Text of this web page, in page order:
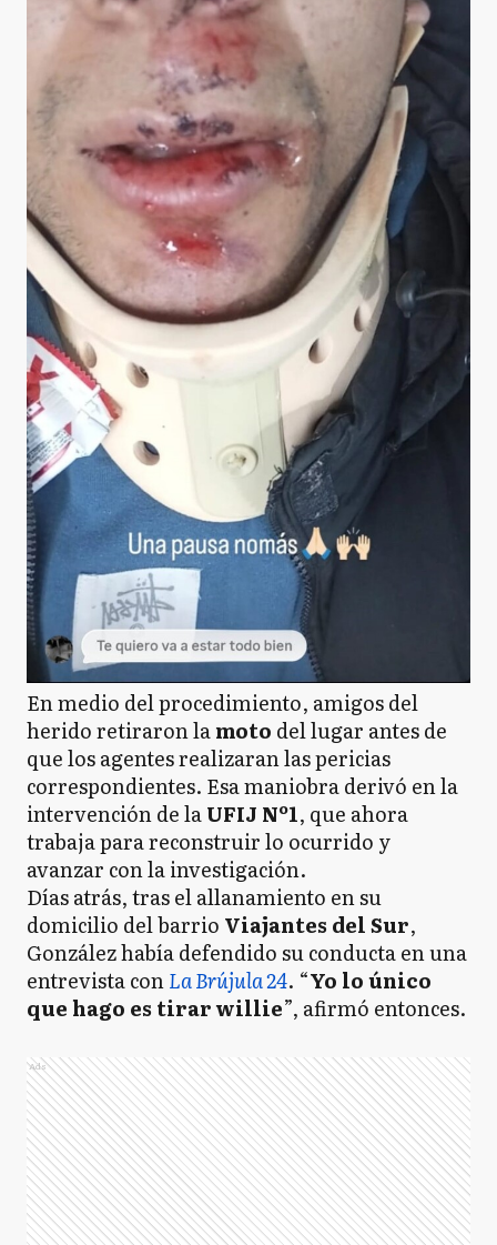
En medio del procedimiento, amigos del
herido retiraron lamoto del lugar antes de
que los agentes realizaran las pericias
correspondientes. Esa maniobra derivó en la
intervención de laUFIJ Nº1, que ahora
trabaja para reconstruir lo ocurrido y
avanzar con la investigación.
Días atrás, tras el allanamiento en su
domicilio del barrio Viajantes del Sur,
González había defendido su conducta en una
entrevista conLa Brújula 24. “Yo lo único
que hago es tirar willie”, afirmó entonces.
Ads